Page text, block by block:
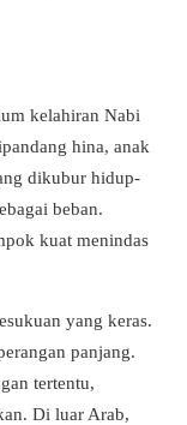
kelahiran Nabi
hina, anak
dikubur hidup-
beban.
kuat menindas
yang keras.
panjang.
tertentu,
Di luar Arab,